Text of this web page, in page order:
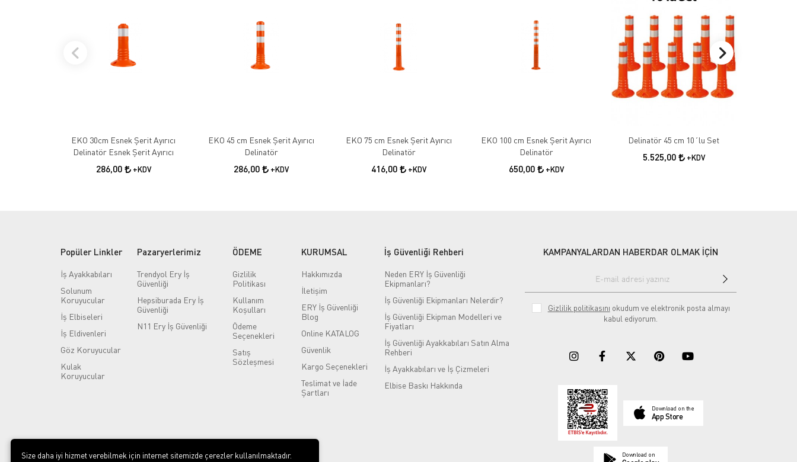
EKO 30cm Esnek Şerit Ayırıcı
Delinatör Esnek Şerit Ayırıcı
286,00 +KDV
EKO 45 cm Esnek Şerit Ayırıcı
Delinatör
286,00 +KDV
EKO 75 cm Esnek Şerit Ayırıcı
Delinatör
416,00 +KDV
EKO 100 cm Esnek Şerit Ayırıcı
Delinatör
650,00 +KDV
Delinatör 45 cm 10´lu Set
5.525,00 +KDV
Popüler Linkler
İş Ayakkabıları
Solunum
Koruyucular
İş Elbiseleri
İş Eldivenleri
Göz Koruyucular
Kulak
Koruyucular
Pazaryerlerimiz
Trendyol Ery İş
Güvenliği
Hepsiburada Ery İş
Güvenliği
N11 Ery İş Güvenliği
ÖDEME
Gizlilik
Politikası
Kullanım
Koşulları
Ödeme
Seçenekleri
Satış
Sözleşmesi
KURUMSAL
Hakkımızda
İletişim
ERY İş Güvenliği
Blog
Online KATALOG
Güvenlik
Kargo Seçenekleri
Teslimat ve İade
Şartları
İş Güvenliği Rehberi
Neden ERY İş Güvenliği
Ekipmanları?
İş Güvenliği Ekipmanları Nelerdir?
İş Güvenliği Ekipman Modelleri ve
Fiyatları
İş Güvenliği Ayakkabıları Satın Alma
Rehberi
İş Ayakkabıları ve İş Çizmeleri
Elbise Baskı Hakkında
KAMPANYALARDAN HABERDAR OLMAK İÇİN
Gizlilik politikasını okudum ve elektronik posta almayı
kabul ediyorum.
Download on the
App Store
Download on
Size daha iyi hizmet verebilmek için internet sitemizde çerezler kullanılmaktadır.